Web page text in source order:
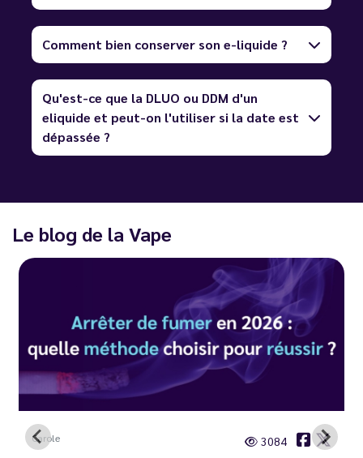
Comment bien conserver son e-liquide ?
Qu'est-ce que la DLUO ou DDM d'un
eliquide et peut-on l'utiliser si la date est
dépassée ?
Le blog de la Vape
Carole 3084